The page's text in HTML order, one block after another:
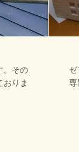
。その
おりま
専